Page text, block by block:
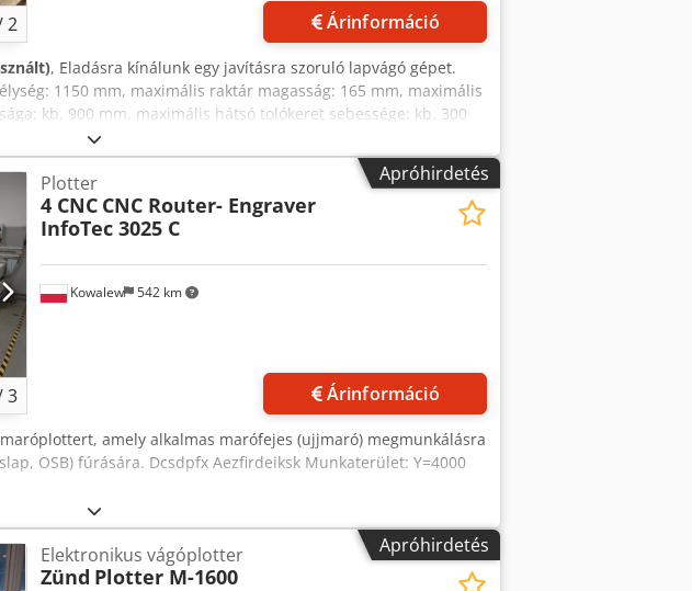
2 Árinformáció
, Eladásra kínálunk egy javításra szoruló lapvágó gépet.
1150 mm, maximális raktár magasság: 165 mm, maximális
kb. 900 mm, maximális hátsó tolókeret sebessége: kb. 300
0,01 mm. Legkisebb vágás alátétlemez nélkül: kb. 25 mm,
nyomási tartomány: kb. 150 daN - 4500 daN, biztonsági
löket/perc. Gép méretei X/Y/Z: kb. 2600 mm/2500 mm/1650
Megtekintés egyeztetés alapján lehetséges. Dcsdpjzklfkefx
Apróhirdetés
3
Kowalew 542 km
Plotter
4 CNC CNC Router- Engraver
InfoTec 3025 C
Árinformáció
amely alkalmas marófejes (ujjmaró) megmunkálásra
OSB) fúrására. Dcsdpfx Aezfirdeiksk Munkaterület: Y=4000
Apróhirdetés
Elektronikus vágóplotter
Zünd Plotter M-1600